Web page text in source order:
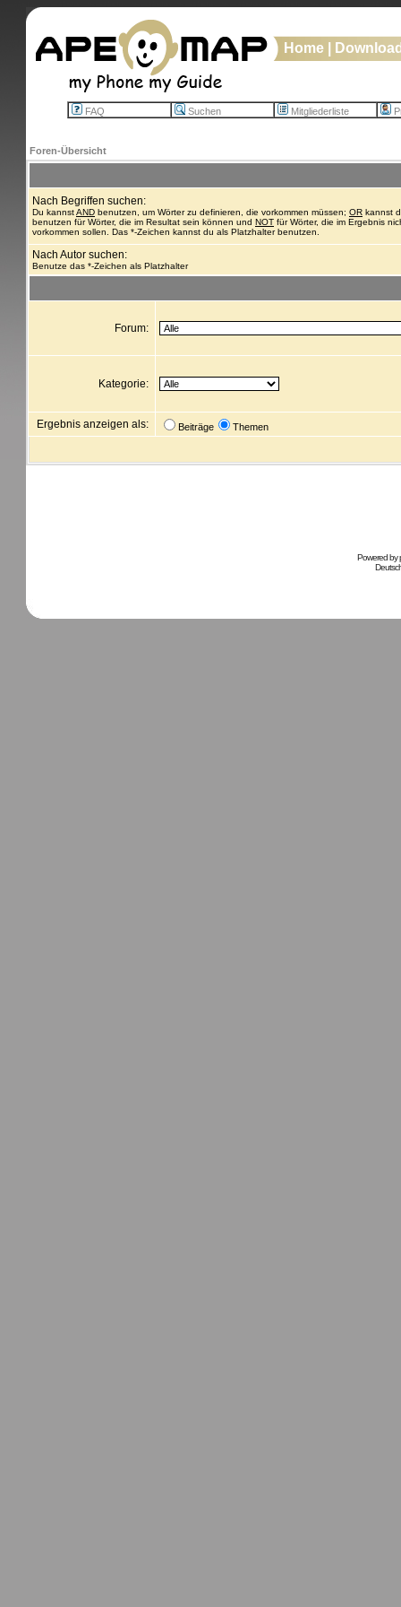
Home
FAQ Suchen Mitgliederliste
Foren-Übersicht
Nach Begriffen suchen:
Du kannstAND benutzen, um Wörter zu definieren, die vorkommen müssen; OR kannst
benutzen für Wörter, die im Resultat sein können und NOT für Wörter, die im Ergebnis
vorkommen sollen. Das *-Zeichen kannst du als Platzhalter benutzen.
Nach Autor suchen:
Benutze das *-Zeichen als Platzhalter
Forum:
Kategorie:
Ergebnis anzeigen als: Beiträge Themen
Powered by